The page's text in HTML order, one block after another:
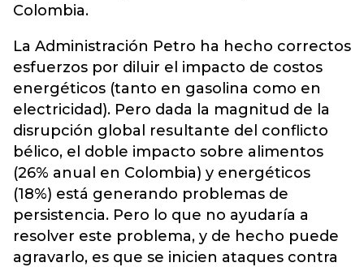
Colombia.
La Administración Petro ha hecho correctos
esfuerzos por diluir el impacto de costos
energéticos (tanto en gasolina como en
electricidad). Pero dada la magnitud de la
disrupción global resultante del conflicto
bélico, el doble impacto sobre alimentos
(26% anual en Colombia) y energéticos
(18%) está generando problemas de
persistencia. Pero lo que no ayudaría a
resolver este problema, y de hecho puede
agravarlo, es que se inicien ataques contra